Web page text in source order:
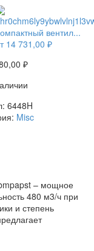
вентил...
14 731,00 ₽
₽
6448H
Misc
– мощное
480 м3/ч при
и степень